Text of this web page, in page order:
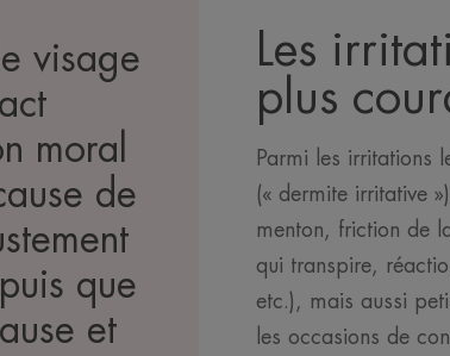
visage
moral
de
que
et
Les
plus
Parmi les irritations
(« dermite irritative
menton, friction de
qui transpire,
etc.), mais aussi
les occasions de